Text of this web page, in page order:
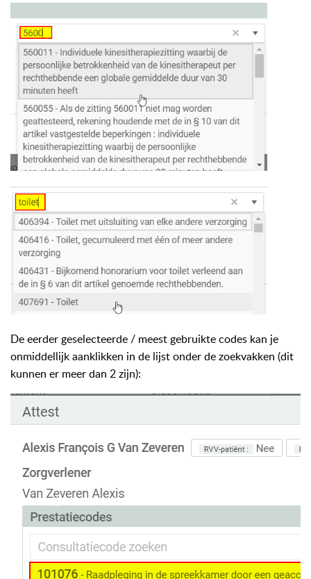
De eerder geselecteerde / meest gebruikte codes kan je
onmiddellijk aanklikken in de lijst onder de zoekvakken (dit
kunnen er meer dan 2 zijn):